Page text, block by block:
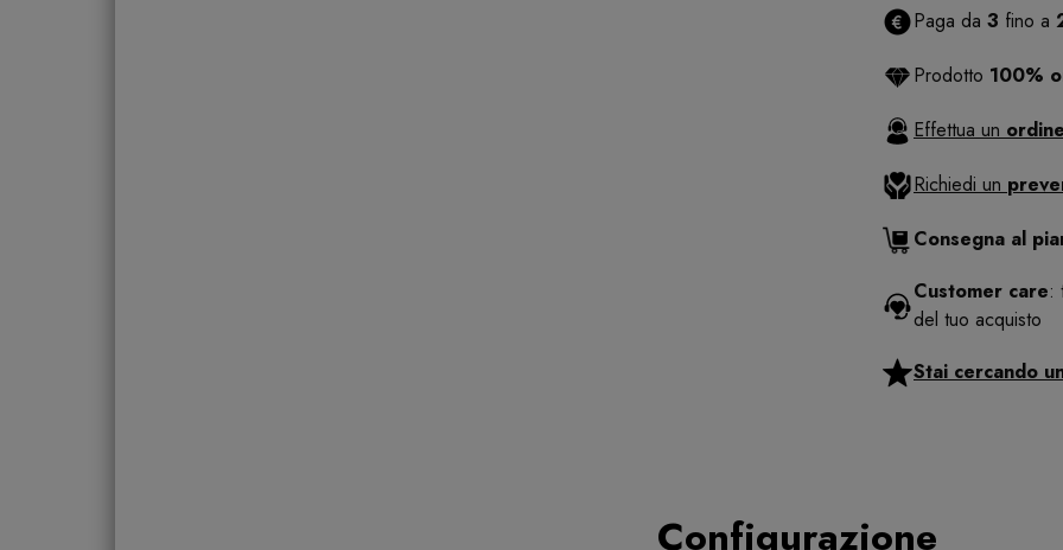
Paga da 3 fino a
Prodotto 100%
Effettua un
Richiedi un
Consegna al
Customer care:
del tuo acquisto
Stai cercando
Configurazione